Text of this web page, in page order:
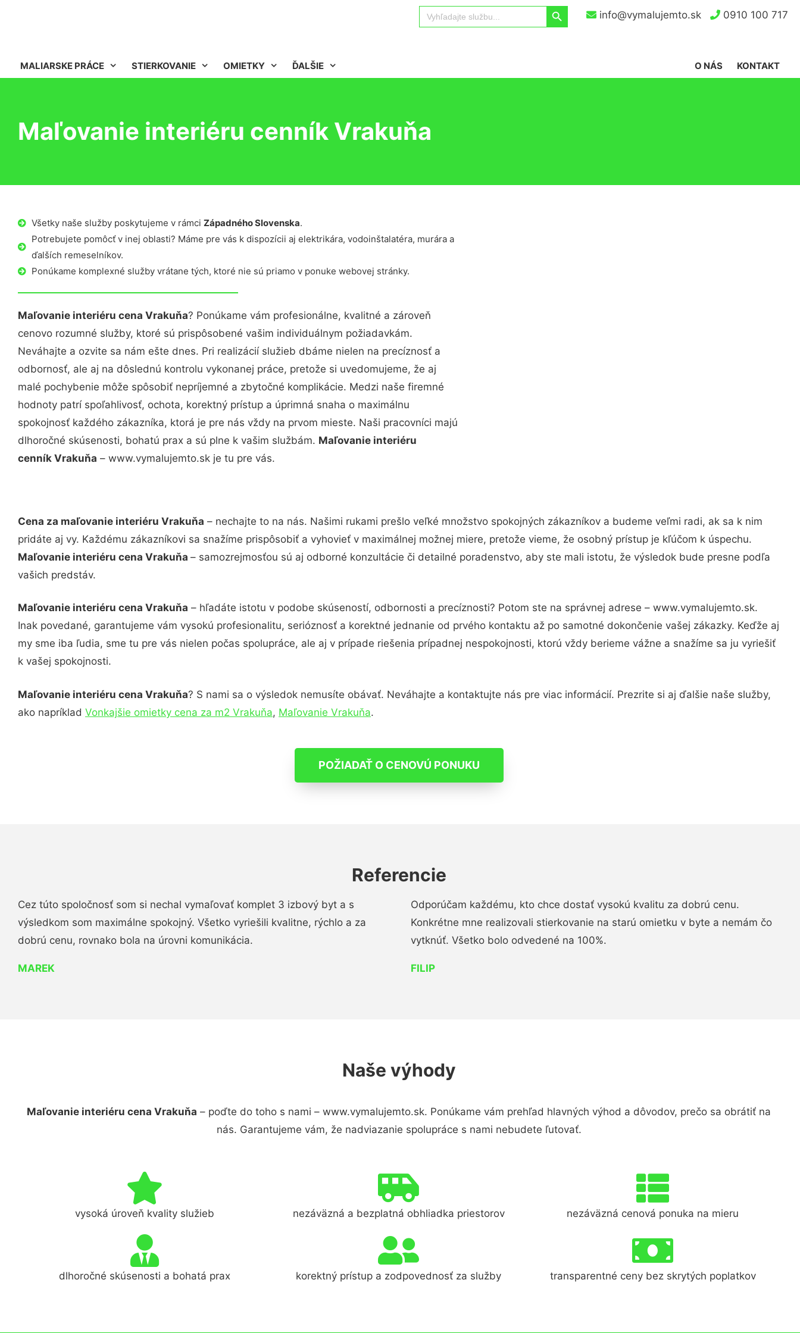
info@vymalujemto.sk 0910 100 717
Search
for:
Search Button
MALIARSKE PRÁCE STIERKOVANIE OMIETKY ĎALŠIE KONTAKT
O NÁS
Maľovanie interiéru cenník Vrakuňa
Všetky naše služby poskytujeme v rámci Západného Slovenska.
Potrebujete pomôcť v inej oblasti? Máme pre vás k dispozícii aj elektrikára, vodoinštalatéra, murára a
ďalších remeselníkov.
Ponúkame komplexné služby vrátane tých, ktoré nie sú priamo v ponuke webovej stránky.
Maľovanie interiéru cena Vrakuňa? Ponúkame vám profesionálne, kvalitné a zároveň
cenovo rozumné služby, ktoré sú prispôsobené vašim individuálnym požiadavkám.
Neváhajte a ozvite sa nám ešte dnes. Pri realizácií služieb dbáme nielen na precíznosť a
odbornosť, ale aj na dôslednú kontrolu vykonanej práce, pretože si uvedomujeme, že aj
malé pochybenie môže spôsobiť nepríjemné a zbytočné komplikácie. Medzi naše firemné
hodnoty patrí spoľahlivosť, ochota, korektný prístup a úprimná snaha o maximálnu
spokojnosť každého zákazníka, ktorá je pre nás vždy na prvom mieste. Naši pracovníci majú
dlhoročné skúsenosti, bohatú prax a sú plne k vašim službám. Maľovanie interiéru
cenník Vrakuňa – www.vymalujemto.sk je tu pre vás.
Cena za maľovanie interiéru Vrakuňa – nechajte to na nás. Našimi rukami prešlo veľké množstvo spokojných zákazníkov a budeme veľmi radi, ak sa k nim
pridáte aj vy. Každému zákazníkovi sa snažíme prispôsobiť a vyhovieť v maximálnej možnej miere, pretože vieme, že osobný prístup je kľúčom k úspechu.
Maľovanie interiéru cena Vrakuňa – samozrejmosťou sú aj odborné konzultácie či detailné poradenstvo, aby ste mali istotu, že výsledok bude presne podľa
vašich predstáv.
Maľovanie interiéru cena Vrakuňa – hľadáte istotu v podobe skúseností, odbornosti a precíznosti? Potom ste na správnej adrese – www.vymalujemto.sk.
Inak povedané, garantujeme vám vysokú profesionalitu, serióznosť a korektné jednanie od prvého kontaktu až po samotné dokončenie vašej zákazky. Keďže aj
my sme iba ľudia, sme tu pre vás nielen počas spolupráce, ale aj v prípade riešenia prípadnej nespokojnosti, ktorú vždy berieme vážne a snažíme sa ju vyriešiť
k vašej spokojnosti.
Maľovanie interiéru cena Vrakuňa? S nami sa o výsledok nemusíte obávať. Neváhajte a kontaktujte nás pre viac informácií. Prezrite si aj ďalšie naše služby,
ako napríklad Vonkajšie omietky cena za m2 Vrakuňa, Maľovanie Vrakuňa.
POŽIADAŤ O CENOVÚ PONUKU
Referencie
Cez túto spoločnosť som si nechal vymaľovať komplet 3 izbový byt a s
výsledkom som maximálne spokojný. Všetko vyriešili kvalitne, rýchlo a za
dobrú cenu, rovnako bola na úrovni komunikácia.
MAREK
Odporúčam každému, kto chce dostať vysokú kvalitu za dobrú cenu.
Konkrétne mne realizovali stierkovanie na starú omietku v byte a nemám čo
vytknúť. Všetko bolo odvedené na 100%.
FILIP
Naše výhody
Maľovanie interiéru cena Vrakuňa – poďte do toho s nami – www.vymalujemto.sk. Ponúkame vám prehľad hlavných výhod a dôvodov, prečo sa obrátiť na
nás. Garantujeme vám, že nadviazanie spolupráce s nami nebudete ľutovať.
vysoká úroveň kvality služieb nezáväzná a bezplatná obhliadka priestorov nezáväzná cenová ponuka na mieru
dlhoročné skúsenosti a bohatá prax korektný prístup a zodpovednosť za služby transparentné ceny bez skrytých poplatkov